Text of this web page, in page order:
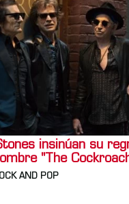
insinúan su
"The
AND POP